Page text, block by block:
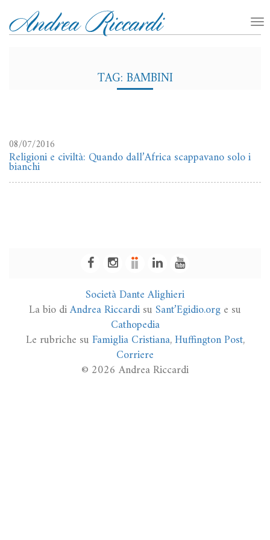
TAG: BAMBINI
08/07/2016
Religioni e civiltà: Quando dall’Africa scappavano solo i
bianchi
Società Dante Alighieri
La bio diAndrea RiccardisuSant’Egidio.orge su
Cathopedia
Le rubriche suFamiglia Cristiana,Huffington Post,
Corriere
© 2026 Andrea Riccardi